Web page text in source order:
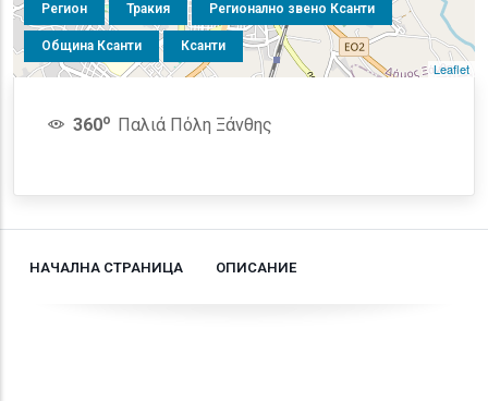
Регион Тракия Регионално звено Ксанти
Община Ксанти Ксанти
Leaflet
360o Παλιά Πόλη Ξάνθης
НАЧАЛНА СТРАНИЦА ОПИСАНИЕ